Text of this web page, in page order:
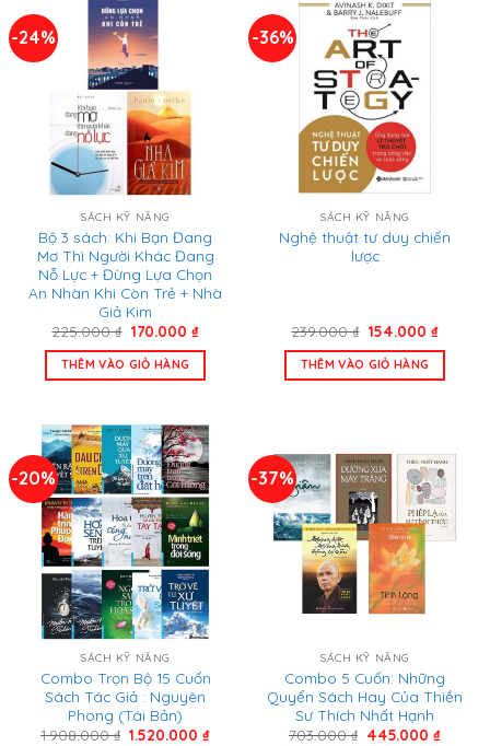
-24%
SÁCH KỸ NĂNG
Bộ 3 sách: Khi Bạn Đang
Mơ Thì Người Khác Đang
Nỗ Lực + Đừng Lựa Chọn
An Nhàn Khi Còn Trẻ + Nhà
Giả Kim
225.000₫ Giá
là:
225.000 ₫.
170.000 ₫Giá
tại
170.000 ₫.
THÊM VÀO GIỎ HÀNG
-36%
SÁCH KỸ NĂNG
Nghệ thuật tư duy chiến
lược
239.000₫ Giá
là:
239.000 ₫.
154.000 ₫Giá
tại
THÊM VÀO GIỎ HÀNG
-20%
SÁCH KỸ NĂNG
Combo Trọn Bộ 15 Cuốn
Sách Tác Giả : Nguyên
Phong (Tái Bản)
1.908.000₫ Giá
1.520.000₫Giá
-37%
SÁCH KỸ NĂNG
Combo 5 Cuốn: Những
Quyển Sách Hay Của Thiền
Sư Thích Nhất Hạnh
703.000₫ Giá
445.000₫Giá